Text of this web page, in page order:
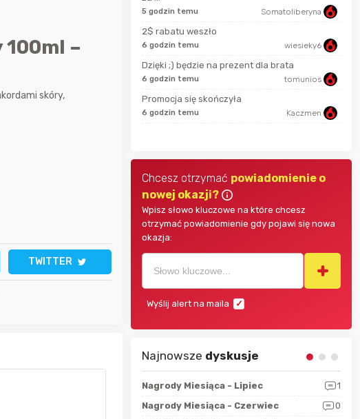
–
skóry,
TWITTER
5 godzin temu Somatoliberyna
2$ rabatu weszło
6 godzin temu wiesieky6
Dzięki ;) będzie na prezent dla brata
6 godzin temu tomunios
Promocja się skończyła
6 godzin temu Kaczmen
Chcesz otrzymać powiadomienie o
nowej okazji?
Wpisz słowo kluczowe na które chcesz
otrzymać powiadomienie gdy pojawi się nowa
okazja:
Wyślij alert na maila
Najnowsze dyskusje
Nagrody Miesiąca - Lipiec
1
Nagrody Miesiąca - Czerwiec
0